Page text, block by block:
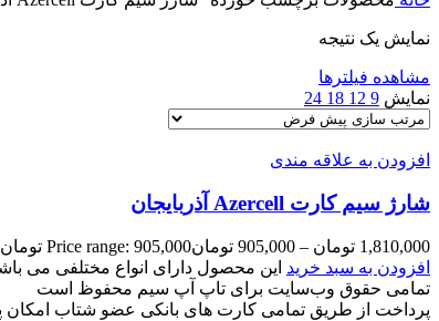
نمایش یک نتیجه
مشاهده فیلترها
نمایش 9
12
18
24
افزودن به علاقه مندی
شارژ سیم کارت Azercell آذربایجان
1,810,000 تومان –
905,000 تومانPrice range: 905,000 تومان through 1,810,000 تومان
افزودن به سبد خرید این محصول دارای انواع مختلفی می
تمامی حقوق وب‌سایت برای تاپ آپ سیم محفوظ است
پرداخت از طریق تمامی کارت های بانکی عضو شتاب امکان